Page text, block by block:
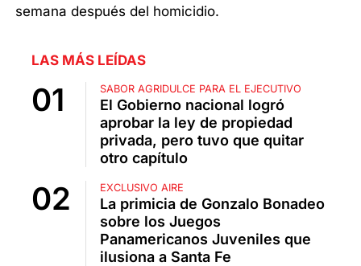
semana después del homicidio.
LAS MÁS LEÍDAS
SABOR AGRIDULCE PARA EL EJECUTIVO
El Gobierno nacional logró
aprobar la ley de propiedad
privada, pero tuvo que quitar
otro capítulo
EXCLUSIVO AIRE
La primicia de Gonzalo Bonadeo
sobre los Juegos
Panamericanos Juveniles que
ilusiona a Santa Fe